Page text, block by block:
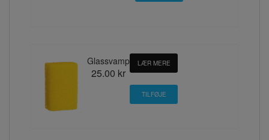
Glassvamp
25.00 kr
LÆR MERE